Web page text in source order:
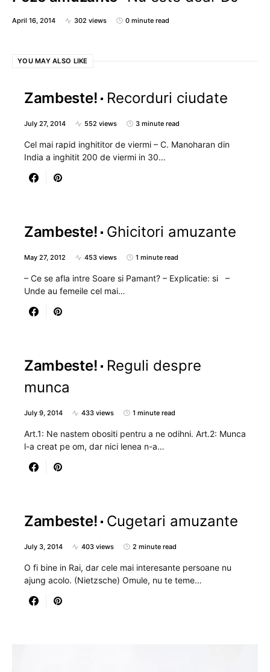
April 16, 2014 302 views 0 minute read
YOU MAY ALSO LIKE
Zambeste! Recorduri ciudate
July 27, 2014 552 views 3 minute read
Cel mai rapid inghititor de viermi – C. Manoharan din
India a inghitit 200 de viermi in 30…
Zambeste! Ghicitori amuzante
May 27, 2012 453 views 1 minute read
– Ce se afla intre Soare si Pamant? – Explicatie: si –
Unde au femeile cel mai…
Zambeste!
Reguli despre
munca
July 9, 2014 433 views 1 minute read
Art.1: Ne nastem obositi pentru a ne odihni. Art.2: Munca
l-a creat pe om, dar nici lenea n-a…
Zambeste! Cugetari amuzante
July 3, 2014 403 views 2 minute read
O fi bine in Rai, dar cele mai interesante persoane nu
ajung acolo. (Nietzsche) Omule, nu te teme…